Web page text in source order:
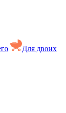
Для двоих